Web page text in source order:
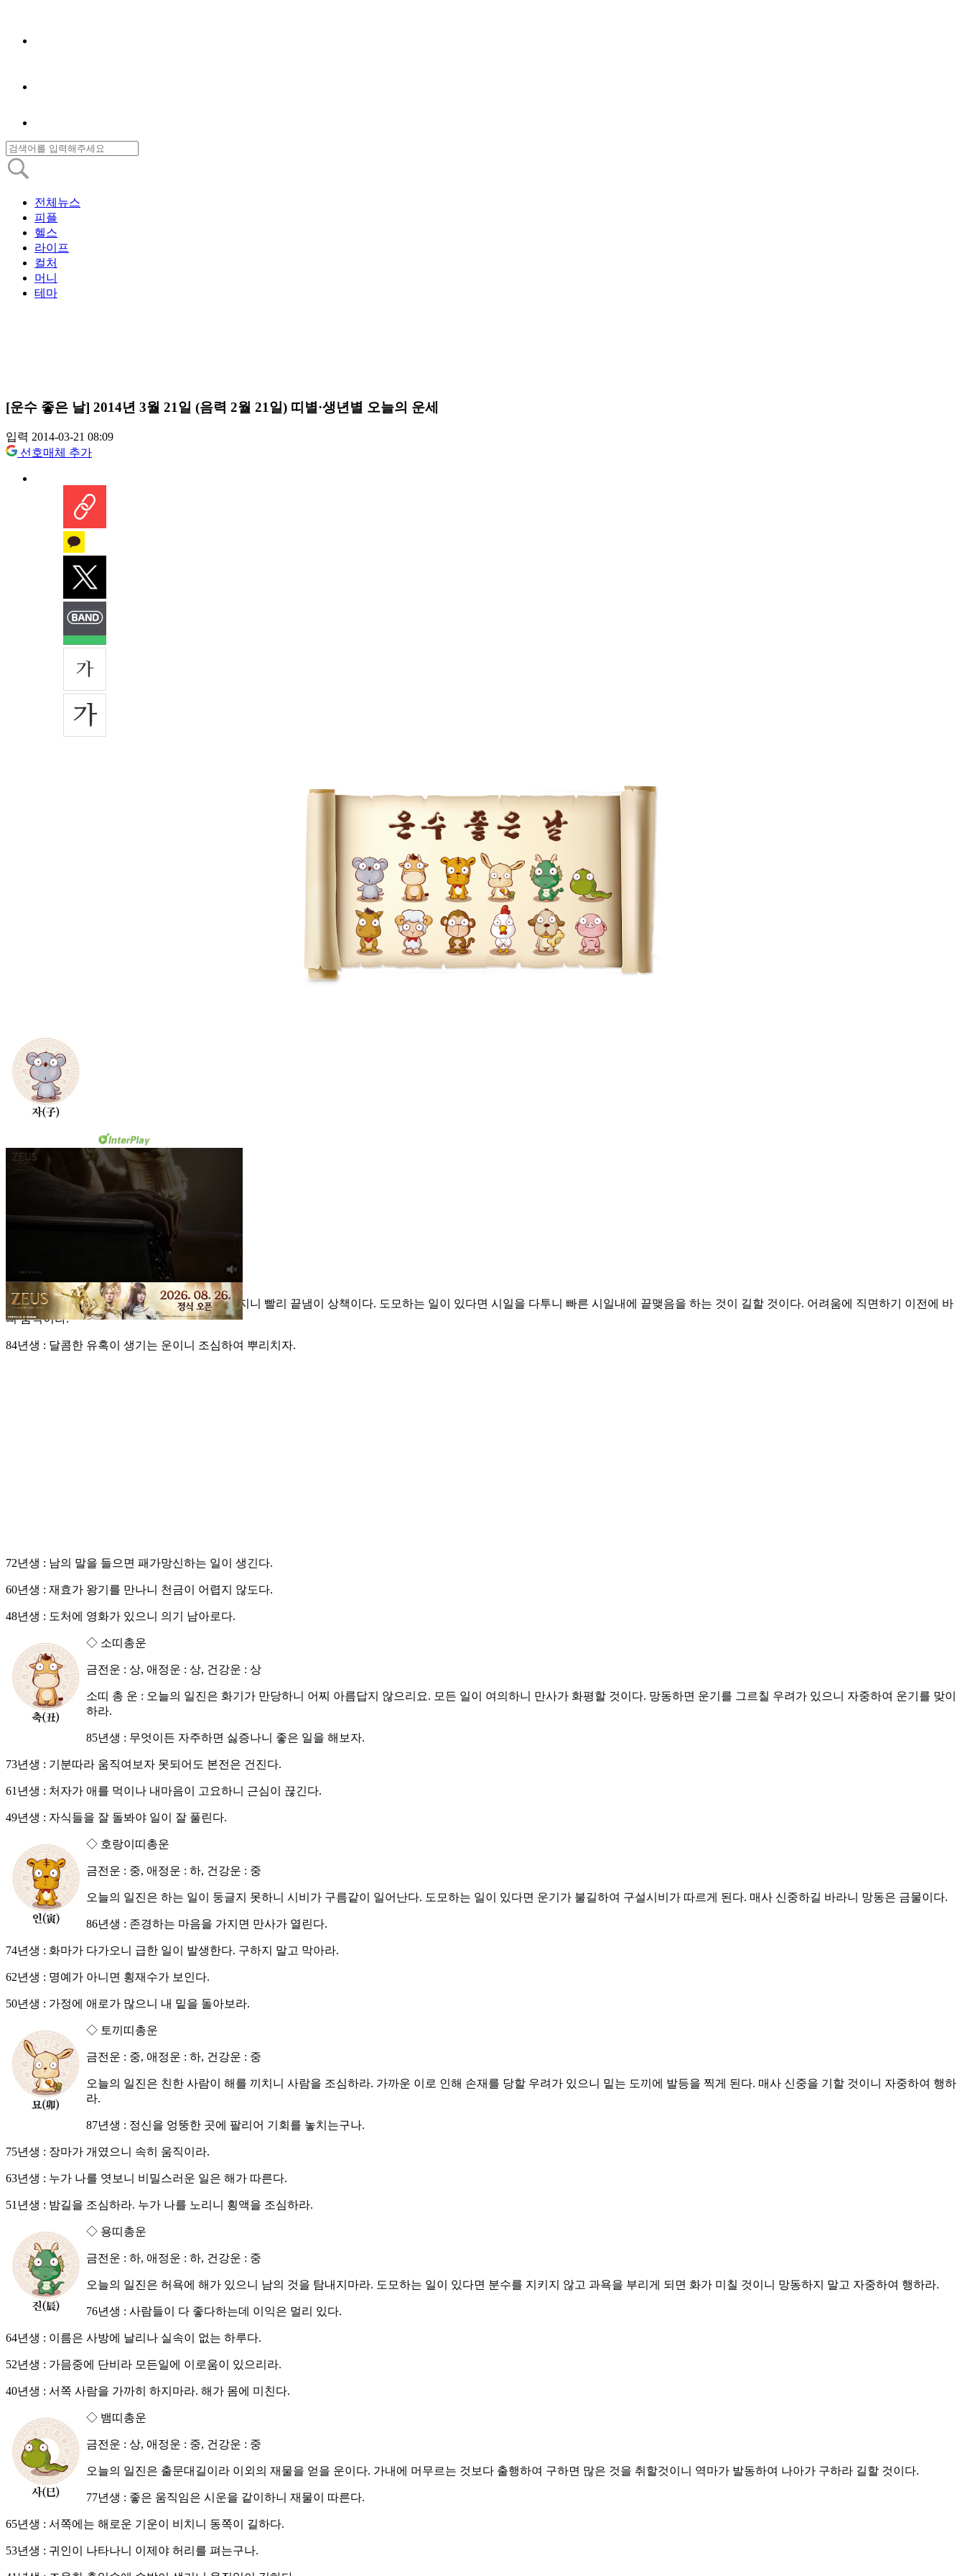
전체뉴스
피플
헬스
라이프
컬처
머니
테마
[운수 좋은 날] 2014년 3월 21일 (음력 2월 21일) 띠별·생년별 오늘의 운세
입력 2014-03-21 08:09
선호매체 추가
금전운 : 중, 애정운 : 상, 건강운 : 중
오늘의 일진은 순성하던 일들이 조만간 어려워지니 빨리 끝냄이 상책이다. 도모하는 일이 있다면 시일을 다투니 빠른 시일내에 끝맺음을 하는 것이 길할 것이다. 어려움에 직면하기 이전에 바
삐 움직이라.
84년생 : 달콤한 유혹이 생기는 운이니 조심하여 뿌리치자.
72년생 : 남의 말을 들으면 패가망신하는 일이 생긴다.
60년생 : 재효가 왕기를 만나니 천금이 어렵지 않도다.
48년생 : 도처에 영화가 있으니 의기 남아로다.
◇ 소띠총운
금전운 : 상, 애정운 : 상, 건강운 : 상
소띠 총 운 : 오늘의 일진은 화기가 만당하니 어찌 아름답지 않으리요. 모든 일이 여의하니 만사가 화평할 것이다. 망동하면 운기를 그르칠 우려가 있으니 자중하여 운기를 맞이
하라.
85년생 : 무엇이든 자주하면 싫증나니 좋은 일을 해보자.
73년생 : 기분따라 움직여보자 못되어도 본전은 건진다.
61년생 : 처자가 애를 먹이나 내마음이 고요하니 근심이 끊긴다.
49년생 : 자식들을 잘 돌봐야 일이 잘 풀린다.
◇ 호랑이띠총운
금전운 : 중, 애정운 : 하, 건강운 : 중
오늘의 일진은 하는 일이 둥글지 못하니 시비가 구름같이 일어난다. 도모하는 일이 있다면 운기가 불길하여 구설시비가 따르게 된다. 매사 신중하길 바라니 망동은 금물이다.
86년생 : 존경하는 마음을 가지면 만사가 열린다.
74년생 : 화마가 다가오니 급한 일이 발생한다. 구하지 말고 막아라.
62년생 : 명예가 아니면 횡재수가 보인다.
50년생 : 가정에 애로가 많으니 내 밑을 돌아보라.
◇ 토끼띠총운
금전운 : 중, 애정운 : 하, 건강운 : 중
오늘의 일진은 친한 사람이 해를 끼치니 사람을 조심하라. 가까운 이로 인해 손재를 당할 우려가 있으니 밑는 도끼에 발등을 찍게 된다. 매사 신중을 기할 것이니 자중하여 행하
라.
87년생 : 정신을 엉뚱한 곳에 팔리어 기회를 놓치는구나.
75년생 : 장마가 개였으니 속히 움직이라.
63년생 : 누가 나를 엿보니 비밀스러운 일은 해가 따른다.
51년생 : 밤길을 조심하라. 누가 나를 노리니 횡액을 조심하라.
◇ 용띠총운
금전운 : 하, 애정운 : 하, 건강운 : 중
오늘의 일진은 허욕에 해가 있으니 남의 것을 탐내지마라. 도모하는 일이 있다면 분수를 지키지 않고 과욕을 부리게 되면 화가 미칠 것이니 망동하지 말고 자중하여 행하라.
76년생 : 사람들이 다 좋다하는데 이익은 멀리 있다.
64년생 : 이름은 사방에 날리나 실속이 없는 하루다.
52년생 : 가믐중에 단비라 모든일에 이로움이 있으리라.
40년생 : 서쪽 사람을 가까히 하지마라. 해가 몸에 미친다.
◇ 뱀띠총운
금전운 : 상, 애정운 : 중, 건강운 : 중
오늘의 일진은 출문대길이라 이외의 재물을 얻을 운이다. 가내에 머무르는 것보다 출행하여 구하면 많은 것을 취할것이니 역마가 발동하여 나아가 구하라 길할 것이다.
77년생 : 좋은 움직임은 시운을 같이하니 재물이 따른다.
65년생 : 서쪽에는 해로운 기운이 비치니 동쪽이 길하다.
53년생 : 귀인이 나타나니 이제야 허리를 펴는구나.